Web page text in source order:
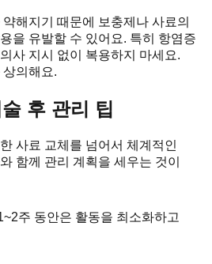
해지기 때문에 보충제나 사료의
을 유발할 수 있어요. 특히 항염증
사 지시 없이 복용하지 마세요.
의해요.
후 관리 팁
사료 교체를 넘어서 체계적인
함께 관리 계획을 세우는 것이
주 동안은 활동을 최소화하고